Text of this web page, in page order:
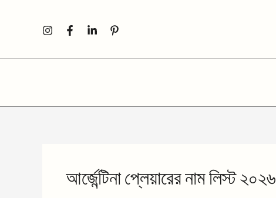
আর্জেন্টিনা প্লেয়ারের নাম লিস্ট ২০২৬